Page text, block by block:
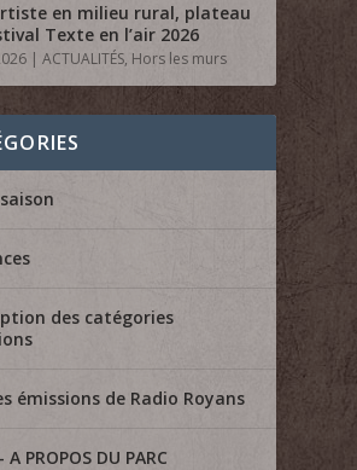
en milieu rural, plateau
Texte en l’air 2026
|ACTUALITÉS, Hors les murs
des catégories
émissions de Radio Royans
A PROPOS DU PARC